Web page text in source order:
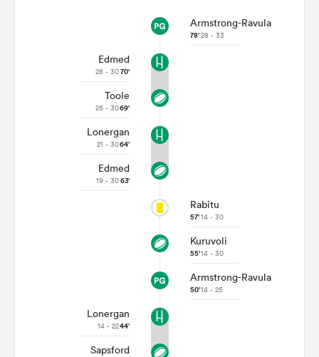
Armstrong-Ravula
78'28 - 33
Edmed
28 - 3070'
Toole
26 - 3069'
Lonergan
21 - 3064'
Edmed
19 - 3063'
Rabitu
57'14 - 30
Kuruvoli
55'14 - 30
Armstrong-Ravula
50'14 - 25
Lonergan
14 - 2244'
Sapsford